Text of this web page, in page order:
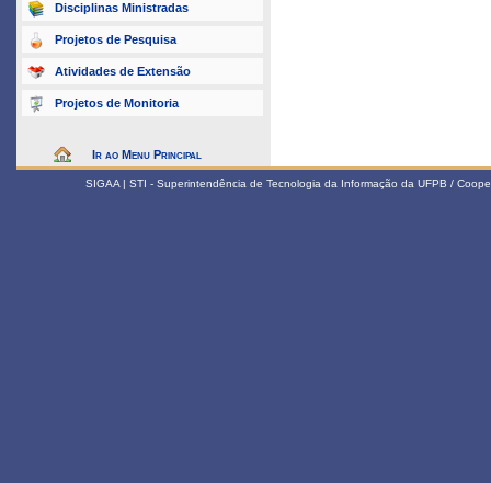
Disciplinas Ministradas
Projetos de Pesquisa
Atividades de Extensão
Projetos de Monitoria
Ir ao Menu Principal
SIGAA | STI - Superintendência de Tecnologia da Informação da UFPB /